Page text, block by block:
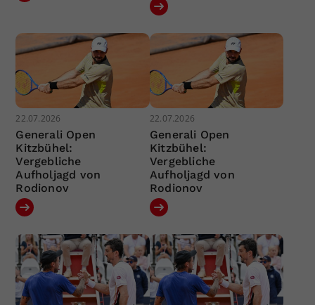
22.07.2026
Generali Open
Kitzbühel:
Vergebliche
Aufholjagd von
Rodionov
22.07.2026
Generali Open
Kitzbühel:
Vergebliche
Aufholjagd von
Rodionov